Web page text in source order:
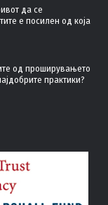
да се
е посилен од која
од проширувањето
практики?